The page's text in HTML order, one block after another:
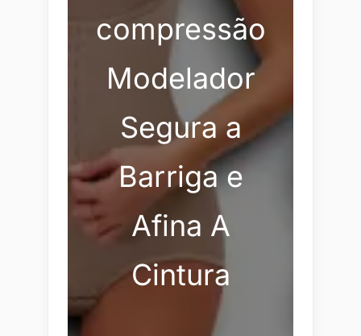
compressão
Modelador
Segura a
Barriga e
Afina A
Cintura